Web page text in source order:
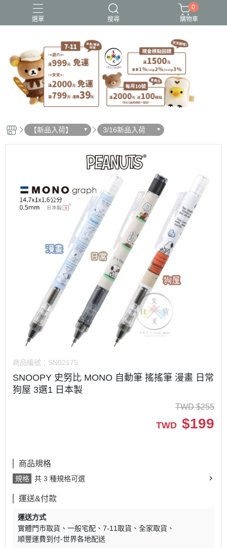
選單 搜尋
史努比歐拉夫 吉伊卡哇 憂傷馬戲團
拉拉熊
迪士尼-玩具總動員
0
購物車
【新品入荷】 3/16新品入荷
商品編號： SN02175
SNOOPY 史努比 MONO 自動筆 搖搖筆 漫畫 日常
狗屋 3選1 日本製
TWD $255
TWD $199
商品規格
規格 共 3 種規格可選
運送&付款
運送方式
實體門市取貨
一般宅配 7-11取貨
全家取貨
順豐運費到付-世界各地配送